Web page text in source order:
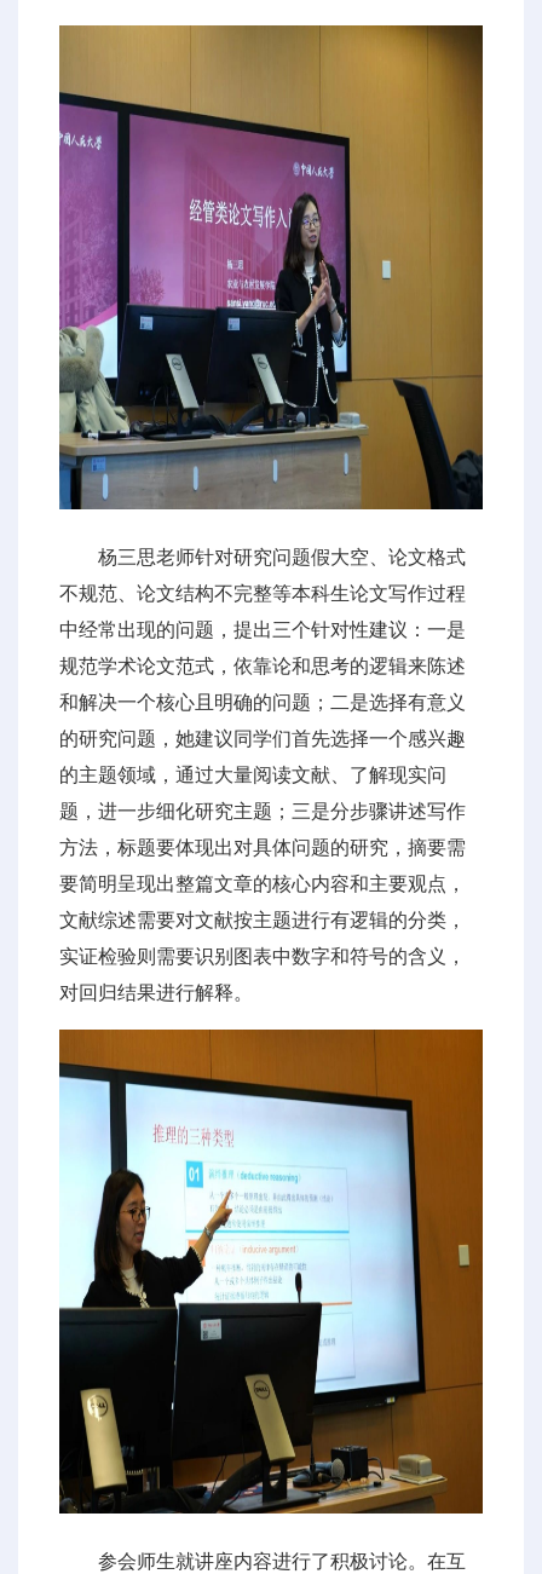
杨三思老师针对研究问题假大空、论文格式
不规范、论文结构不完整等本科生论文写作过程
中经常出现的问题，提出三个针对性建议：一是
规范学术论文范式，依靠论和思考的逻辑来陈述
和解决一个核心且明确的问题；二是选择有意义
的研究问题，她建议同学们首先选择一个感兴趣
的主题领域，通过大量阅读文献、了解现实问
题，进一步细化研究主题；三是分步骤讲述写作
方法，标题要体现出对具体问题的研究，摘要需
要简明呈现出整篇文章的核心内容和主要观点，
文献综述需要对文献按主题进行有逻辑的分类，
实证检验则需要识别图表中数字和符号的含义，
对回归结果进行解释。
参会师生就讲座内容进行了积极讨论。在互